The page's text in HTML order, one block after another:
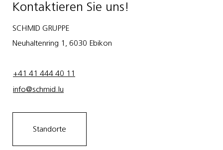
Kontaktieren Sie uns!
SCHMID GRUPPE
Neuhaltenring 1, 6030 Ebikon
+41 41 444 40 11
info@schmid.lu
Standorte